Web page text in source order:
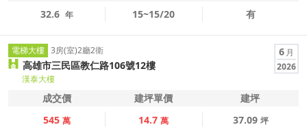
32.6 年 15~15/20 有
電梯大樓 3房(室)2廳2衛
高雄市三民區教仁路106號12樓
漢泰大樓
6 月
2026
成交價 建坪單價
建坪
545 萬 14.7 萬 37.09 坪